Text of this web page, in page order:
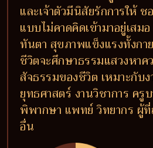
และเจ้าตัวมีนิสัยรักการให้
แบบไม่คาดคิดเข้ามาอยู่เสม
ทันตา สุขภาพแข็งแรงทั้งกา
ชีวิตจะศึกษาธรรมแสวงหา
สัจธรรมของชีวิต เหมาะกับ
ยุทธศาสตร์ งานวิชาการ ครู
พิพากษา แพทย์ วิทยากร ผู้ที่
อื่น